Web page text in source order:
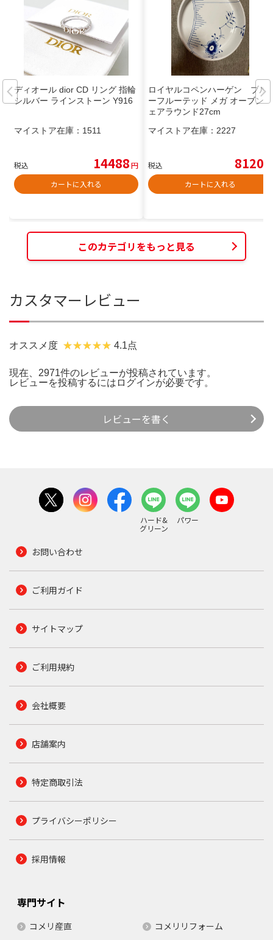
ディオール dior CD リング 指輪
シルバー ラインストーン Y916
マイストア在庫： 1511
税込 14488円
カートに入れる
ロイヤルコペンハーゲン ブル
ーフルーテッド メガ オーブンウ
ェアラウンド27cm
マイストア在庫： 2227
税込 8120
カートに入れる
このカテゴリをもっと見る
カスタマーレビュー
オススメ度 4.1点
現在、2971件のレビューが投稿されています。
レビューを投稿するには ログインが必要です。
レビューを書く
ハード&
グリーン
パワー
お問い合わせ
ご利用ガイド
サイトマップ
ご利用規約
会社概要
店舗案内
特定商取引法
プライバシーポリシー
採用情報
専門サイト
コメリ産直 コメリリフォーム